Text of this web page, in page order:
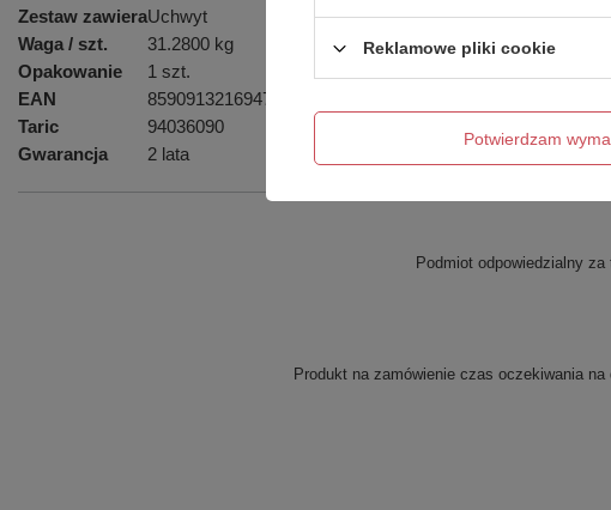
Zestaw zawieraUchwyt
Waga / szt.
31.2800 kg
Opakowanie
1 szt.
EAN
8590913216947
Taric
94036090
Gwarancja
2 lata
Podmiot odpowiedzialny
Produkt na zamówienie czas oczekiwania
Reklamowe pliki cookie
Potwierdzam